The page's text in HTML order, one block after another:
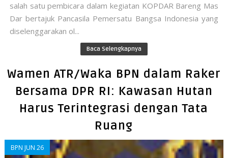
salah satu pembicara dalam kegiatan KOPDAR Bareng Mas
Dar bertajuk Pancasila Pemersatu Bangsa Indonesia yang
diselenggarakan ol...
Baca Selengkapnya
Wamen ATR/Waka BPN dalam Raker
Bersama DPR RI: Kawasan Hutan
Harus Terintegrasi dengan Tata
Ruang
BPN JUN 26